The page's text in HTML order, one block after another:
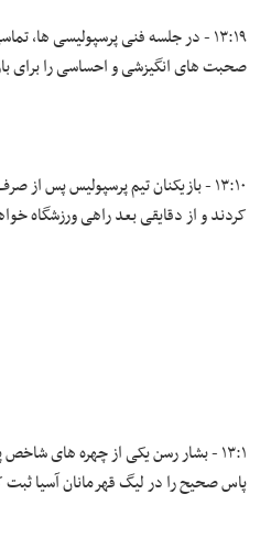
۱۳:۱۹ - در جلسه فنی پرسپولیسی ها،
صحبت های انگیزشی و احساسی را برای
۱۳:۱۰ - بازیکنان تیم پرسپولیس پس
کردند و از دقایقی بعد راهی ورزشگاه
پاس صحیح را در لیگ قهرمانان آسیا